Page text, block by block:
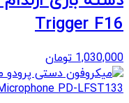
Trigger F16
1,030,000 تومان